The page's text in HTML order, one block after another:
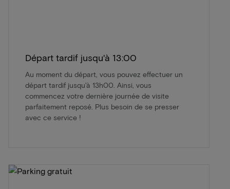
Départ tardif jusqu'à 13:00
Au moment du départ, vous pouvez effectuer un
départ tardif jusqu'à 13h00. Ainsi, vous
commencez votre dernière journée de visite
parfaitement reposé. Plus besoin de se presser
avec ce service !